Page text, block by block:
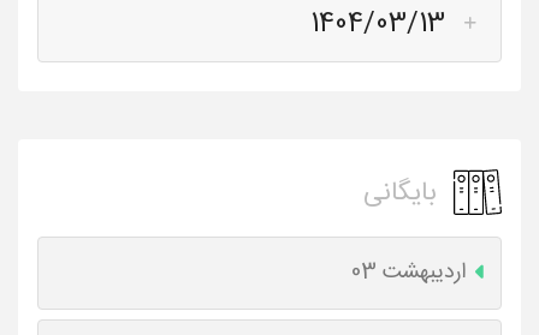
1404/03/13
بایگانی
اردیبهشت 03